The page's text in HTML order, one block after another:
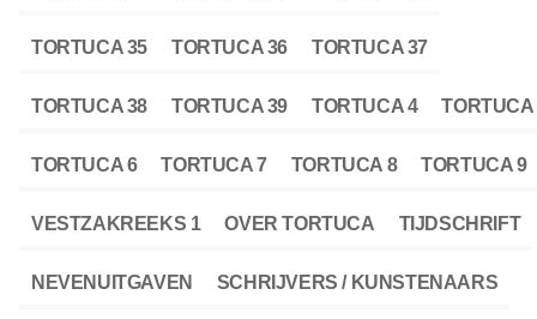
TORTUCA 35 TORTUCA 36 TORTUCA 37
TORTUCA 38 TORTUCA 39 TORTUCA 4 TORTUCA
TORTUCA 6 TORTUCA 7 TORTUCA 8 TORTUCA 9
VESTZAKREEKS 1 OVER TORTUCA TIJDSCHRIFT
NEVENUITGAVEN SCHRIJVERS / KUNSTENAARS